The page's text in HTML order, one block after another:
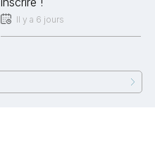
Il y a 6 jours